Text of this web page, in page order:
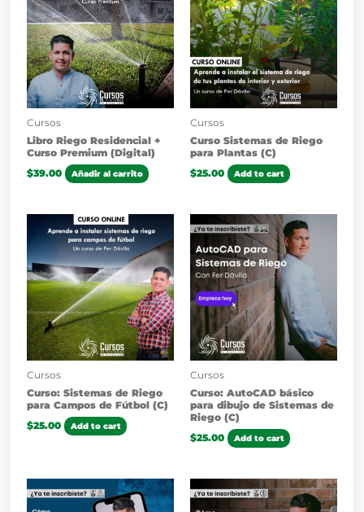
Cursos
Libro Riego Residencial +
Curso Premium (Digital)
$39.00 Añadir al carrito
Cursos
Curso Sistemas de Riego
para Plantas (C)
$25.00 Add to cart
Cursos
Curso: Sistemas de Riego
para Campos de Fútbol (C)
$25.00 Add to cart
Cursos
Curso: AutoCAD básico
para dibujo de Sistemas de
Riego (C)
$25.00 Add to cart